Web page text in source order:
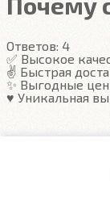
Гарантия
Подробнее
Ответов: 4
✅ Высокое
✌️ Быстрая
✨ Выгодные
♥️ Уникальная